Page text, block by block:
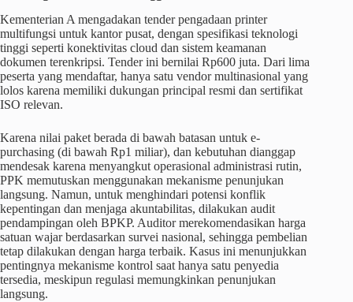
Kementerian A mengadakan tender pengadaan printer
multifungsi untuk kantor pusat, dengan spesifikasi teknologi
tinggi seperti konektivitas cloud dan sistem keamanan
dokumen terenkripsi. Tender ini bernilai Rp600 juta. Dari lima
peserta yang mendaftar, hanya satu vendor multinasional yang
lolos karena memiliki dukungan principal resmi dan sertifikat
ISO relevan.
Karena nilai paket berada di bawah batasan untuk e-
purchasing (di bawah Rp1 miliar), dan kebutuhan dianggap
mendesak karena menyangkut operasional administrasi rutin,
PPK memutuskan menggunakan mekanisme penunjukan
langsung. Namun, untuk menghindari potensi konflik
kepentingan dan menjaga akuntabilitas, dilakukan audit
pendampingan oleh BPKP. Auditor merekomendasikan harga
satuan wajar berdasarkan survei nasional, sehingga pembelian
tetap dilakukan dengan harga terbaik. Kasus ini menunjukkan
pentingnya mekanisme kontrol saat hanya satu penyedia
tersedia, meskipun regulasi memungkinkan penunjukan
langsung.